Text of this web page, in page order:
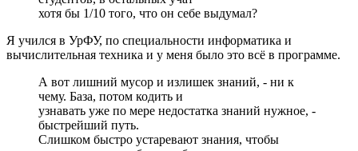
хотя бы 1/10 того, что он себе выдумал?
Я учился в УрФУ, по специальности информатика и
вычислительная техника и у меня было это всё в программе.
А вот лишний мусор и излишек знаний, - ни к
чему. База, потом кодить и
узнавать уже по мере недостатка знаний нужное, -
быстрейший путь.
Слишком быстро устаревают знания, чтобы